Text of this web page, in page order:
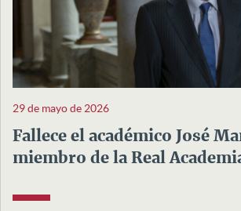
29 de mayo de 2026
Fallece el académico José
miembro de la Real